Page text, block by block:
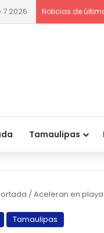
2026 Noticias de
Tamaulipas
/Aceleran en
Tamaulipas